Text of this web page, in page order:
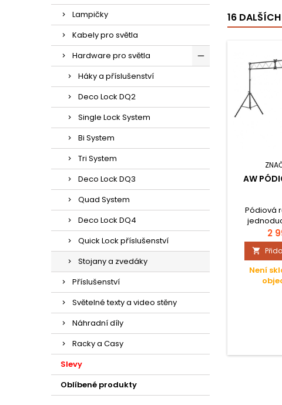
Lampičky
Kabely pro světla
Hardware pro světla
Háky a příslušenství
Deco Lock DQ2
Single Lock System
Bi System
Tri System
Deco Lock DQ3
Quad System
Deco Lock DQ4
Quick Lock příslušenství
Stojany a zvedáky
Příslušenství
Světelné texty a video stěny
Náhradní díly
Racky a Casy
Slevy
Oblíbené produkty
16
AW
Pódiová
montáž. 3
- ideální
diskotéky
dílem.
2

Není